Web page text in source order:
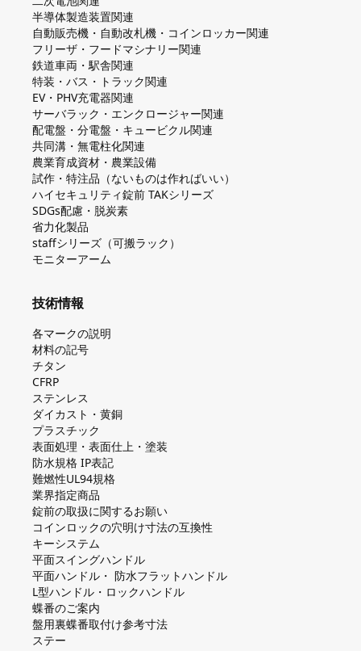
半導体製造装置関連
自動販売機・自動改札機・コインロッカー関連
フリーザ・フードマシナリー関連
鉄道車両・駅舎関連
特装・バス・トラック関連
EV・PHV充電器関連
サーバラック・エンクロージャー関連
配電盤・分電盤・キュービクル関連
共同溝・無電柱化関連
農業育成資材・農業設備
試作・特注品（ないものは作ればいい）
ハイセキュリティ錠前 TAKシリーズ
SDGs配慮・脱炭素
省力化製品
staffシリーズ（可搬ラック）
モニターアーム
技術情報
各マークの説明
材料の記号
チタン
CFRP
ステンレス
ダイカスト・⻩銅
プラスチック
表面処理・表面仕上・塗装
防⽔規格 IP表記
難燃性UL94規格
業界指定商品
錠前の取扱に関するお願い
コインロックの⽳明け⼨法の互換性
キーシステム
平⾯スイングハンドル
平⾯ハンドル・ 防⽔フラットハンドル
L型ハンドル・ロックハンドル
蝶番のご案内
盤⽤裏蝶番取付け参考⼨法
ステー